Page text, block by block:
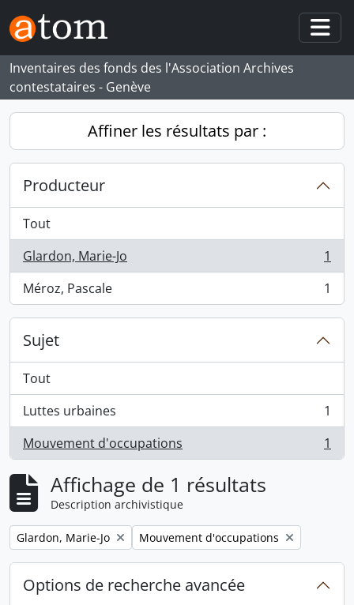
Skip to main content
Inventaires des fonds des l'Association Archives
contestataires - Genève
Affiner les résultats par :
Producteur
Tout
Glardon, Marie-Jo
, 1 résultats
1
Méroz, Pascale
, 1 résultats 1
Sujet
Tout
Luttes urbaines
, 1 résultats
1
Mouvement d'occupations
, 1 résultats 1
Affichage de 1 résultats
Description archivistique
Remove filter:
Glardon, Marie-Jo Remove filter:
Mouvement d'occupations
Options de recherche avancée